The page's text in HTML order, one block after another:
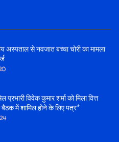
से नवजात बच्चा चोरी का मामला
प्रभारी विवेक कुमार शर्मा को मिला वित्त
बैठक में शामिल होने के लिए पत्र*